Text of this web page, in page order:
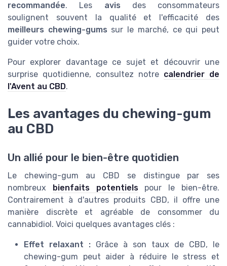
recommandée. Les avis des consommateurs
soulignent souvent la qualité et l'efficacité des
meilleurs chewing-gums sur le marché, ce qui peut
guider votre choix.
Pour explorer davantage ce sujet et découvrir une
surprise quotidienne, consultez notre calendrier de
l'Avent au CBD.
Les avantages du chewing-gum
au CBD
Un allié pour le bien-être quotidien
Le chewing-gum au CBD se distingue par ses
nombreux bienfaits potentielspour le bien-être.
Contrairement à d'autres produits CBD, il offre une
manière discrète et agréable de consommer du
cannabidiol. Voici quelques avantages clés :
Effet relaxant : Grâce à son taux de CBD, le
chewing-gum peut aider à réduire le stress et